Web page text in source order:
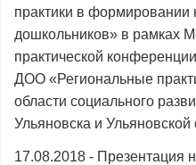
практики в
дошкольников» в рамках
практической
ДОО «Региональные
области социального
Ульяновска и Ульяновской
17.08.2018 - Презентация